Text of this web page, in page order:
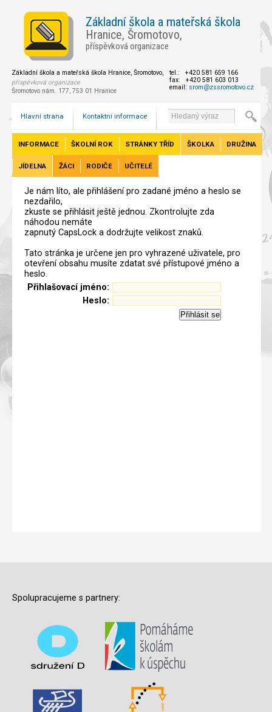
Základní škola a mateřská škola
Hranice, Šromotovo,
příspěvková organizace
Základní škola a mateřská škola Hranice, Šromotovo,
příspěvková organizace
Šromotovo nám. 177, 753 01 Hranice
tel.: +420 581 659 166
fax: +420 581 603 013
email: srom@zssromotovo.cz
Hlavní strana Kontaktní informace
INFORMACE ŠKOLNÍ ROK STRÁNKY TŘÍD ŠKOLKA DRUŽINA
JÍDELNA ŽÁCI RODIČE UČITELÉ
Je nám líto, ale přihlášení pro zadané jméno a heslo se
nezdařilo,
zkuste se přihlásit ještě jednou. Zkontrolujte zda
náhodou nemáte
zapnutý CapsLock a dodržujte velikost znaků.
Tato stránka je určene jen pro vyhrazené uživatele, pro
otevření obsahu musíte zdatat své přístupové jméno a
heslo.
Přihlašovací jméno:
Heslo:
Spolupracujeme s partnery: